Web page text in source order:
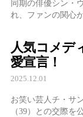
同期の俳優シン・
れ、ファンの関心
人気コメデ
愛宣言！
2025.12.01
お笑い芸人チ・サ
（39）との交際を